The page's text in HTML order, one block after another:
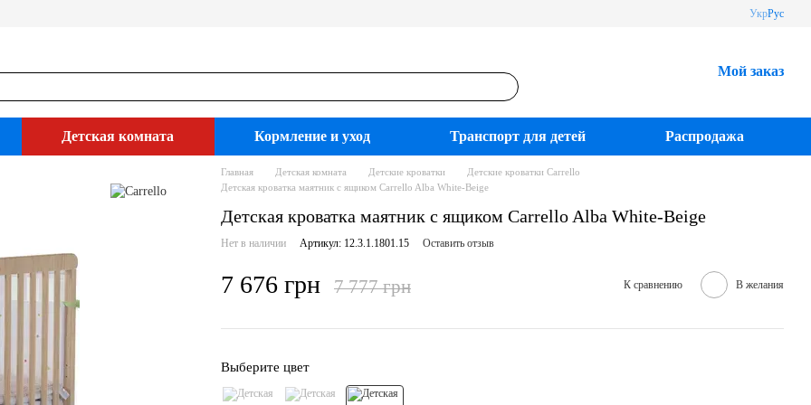
УкрРус
Мой заказ
Детская комната Кормление и уход Транспорт для детей Распродажа
Главная Детская комната Детские кроватки
Детские кроватки Carrello
Детская кроватка маятник с ящиком Carrello Alba White-Beige
Детская кроватка маятник с ящиком Carrello Alba White-Beige
Нет в наличии Артикул: 12.3.1.1801.15 Оставить отзыв
7 676 грн 7 777 грн К сравнению В желания
Выберите цвет